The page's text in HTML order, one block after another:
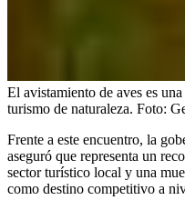
El avistamiento de aves es
turismo de naturaleza. Foto:
Frente a este encuentro, la
aseguró que representa un
sector turístico local y una
como destino competitivo a